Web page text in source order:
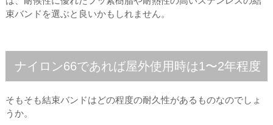
束バンドを選ぶと良いかもしれません。
ナイロン66であれば屋外使用時は1〜2年程度
そもそも結束バンドはどの程度の耐久性があるものなのでしょ
うか。